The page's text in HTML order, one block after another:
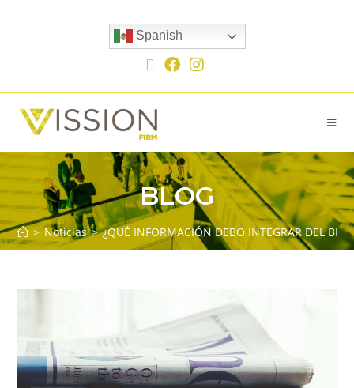
Spanish
BLOG
> Noticias > ¿QUÉ INFORMACIÓN DEBO INTEGRAR DEL